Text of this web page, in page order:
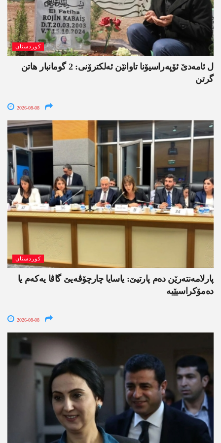
کوردستان
ل ئامەدێ ئۆپەراسیۆنا تاوانێن ئەلکترۆنی: 2 گومانبار ھاتن
گرتن
2026-08-08
کوردستان
پارلامەنتەرێن دەم پارتیێ: یاسایا چارچۆڤەیێ گاڤا یەکەم یا
دەمۆکراسیێیە
2026-08-08